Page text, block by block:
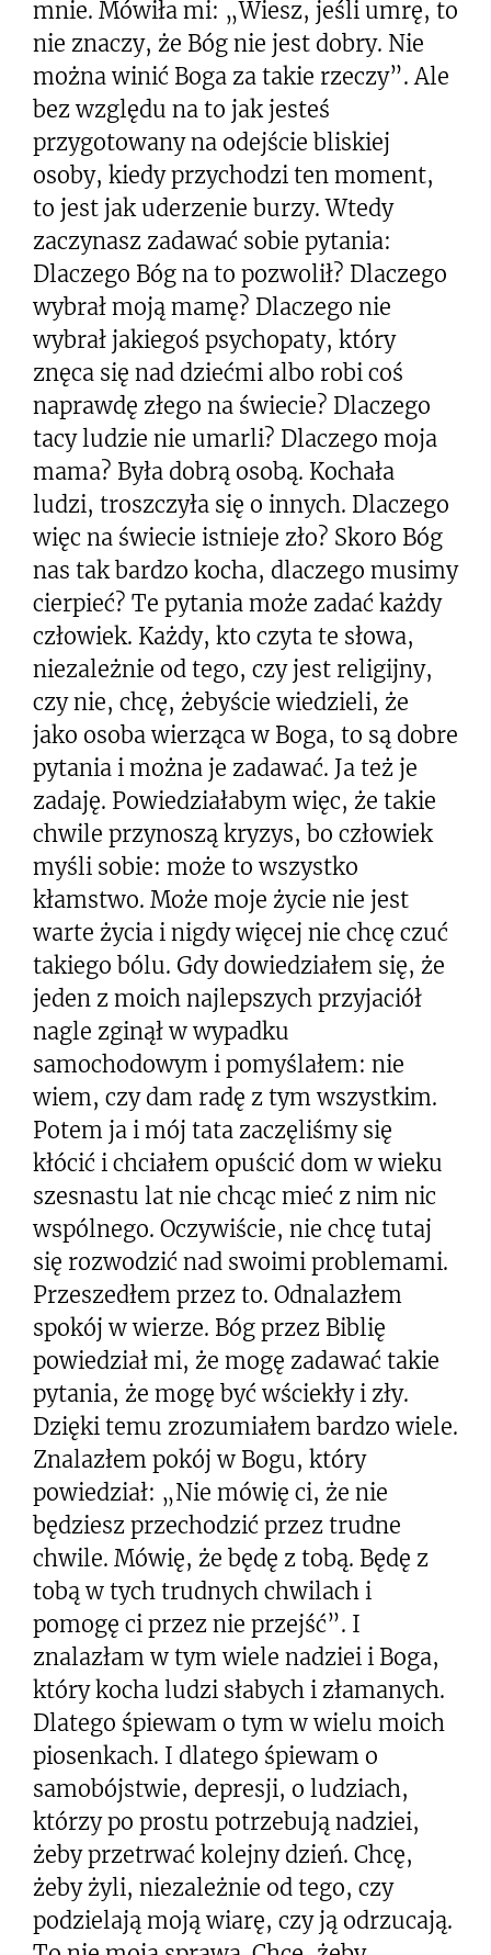
mnie. Mówiła mi: „Wiesz, jeśli umrę, to
nie znaczy, że Bóg nie jest dobry. Nie
można winić Boga za takie rzeczy”. Ale
bez względu na to jak jesteś
przygotowany na odejście bliskiej
osoby, kiedy przychodzi ten moment,
to jest jak uderzenie burzy. Wtedy
zaczynasz zadawać sobie pytania:
Dlaczego Bóg na to pozwolił? Dlaczego
wybrał moją mamę? Dlaczego nie
wybrał jakiegoś psychopaty, który
znęca się nad dziećmi albo robi coś
naprawdę złego na świecie? Dlaczego
tacy ludzie nie umarli? Dlaczego moja
mama? Była dobrą osobą. Kochała
ludzi, troszczyła się o innych. Dlaczego
więc na świecie istnieje zło? Skoro Bóg
nas tak bardzo kocha, dlaczego musimy
cierpieć? Te pytania może zadać każdy
człowiek. Każdy, kto czyta te słowa,
niezależnie od tego, czy jest religijny,
czy nie, chcę, żebyście wiedzieli, że
jako osoba wierząca w Boga, to są dobre
pytania i można je zadawać. Ja też je
zadaję. Powiedziałabym więc, że takie
chwile przynoszą kryzys, bo człowiek
myśli sobie: może to wszystko
kłamstwo. Może moje życie nie jest
warte życia i nigdy więcej nie chcę czuć
takiego bólu. Gdy dowiedziałem się, że
jeden z moich najlepszych przyjaciół
nagle zginął w wypadku
samochodowym i pomyślałem: nie
wiem, czy dam radę z tym wszystkim.
Potem ja i mój tata zaczęliśmy się
kłócić i chciałem opuścić dom w wieku
szesnastu lat nie chcąc mieć z nim nic
wspólnego. Oczywiście, nie chcę tutaj
się rozwodzić nad swoimi problemami.
Przeszedłem przez to. Odnalazłem
spokój w wierze. Bóg przez Biblię
powiedział mi, że mogę zadawać takie
pytania, że mogę być wściekły i zły.
Dzięki temu zrozumiałem bardzo wiele.
Znalazłem pokój w Bogu, który
powiedział: „Nie mówię ci, że nie
będziesz przechodzić przez trudne
chwile. Mówię, że będę z tobą. Będę z
tobą w tych trudnych chwilach i
pomogę ci przez nie przejść”. I
znalazłam w tym wiele nadziei i Boga,
który kocha ludzi słabych i złamanych.
Dlatego śpiewam o tym w wielu moich
piosenkach. I dlatego śpiewam o
samobójstwie, depresji, o ludziach,
którzy po prostu potrzebują nadziei,
żeby przetrwać kolejny dzień. Chcę,
żeby żyli, niezależnie od tego, czy
podzielają moją wiarę, czy ją odrzucają.